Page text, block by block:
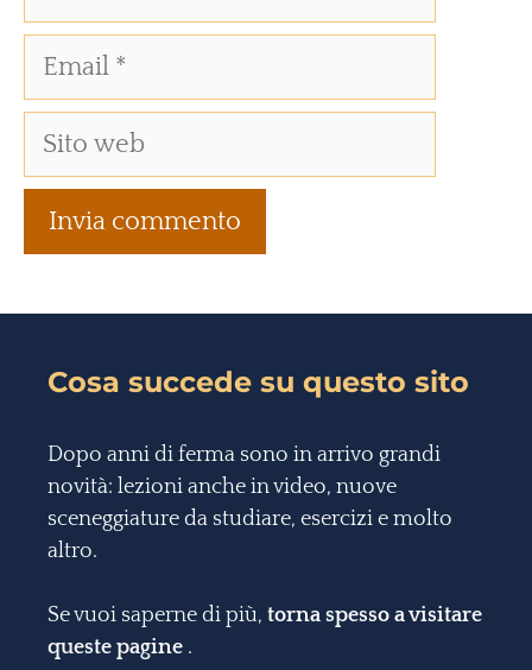
Cosa succede su questo sito
Dopo anni di ferma sono in arrivo grandi
novità: lezioni anche in video, nuove
sceneggiature da studiare, esercizi e molto
altro.
Se vuoi saperne di più, torna spesso a visitare
queste pagine .